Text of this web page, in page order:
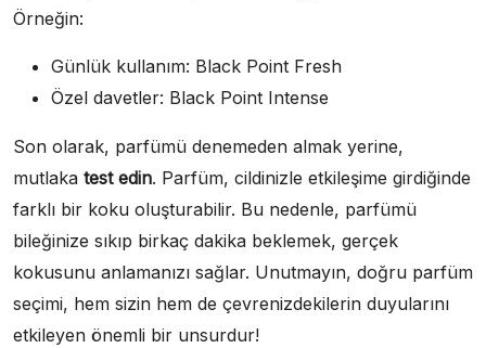
Örneğin:
Günlük kullanım: Black Point Fresh
Özel davetler: Black Point Intense
Son olarak, parfümü denemeden almak yerine,
mutlaka test edin. Parfüm, cildinizle etkileşime girdiğinde
farklı bir koku oluşturabilir. Bu nedenle, parfümü
bileğinize sıkıp birkaç dakika beklemek, gerçek
kokusunu anlamanızı sağlar. Unutmayın, doğru parfüm
seçimi, hem sizin hem de çevrenizdekilerin duyularını
etkileyen önemli bir unsurdur!